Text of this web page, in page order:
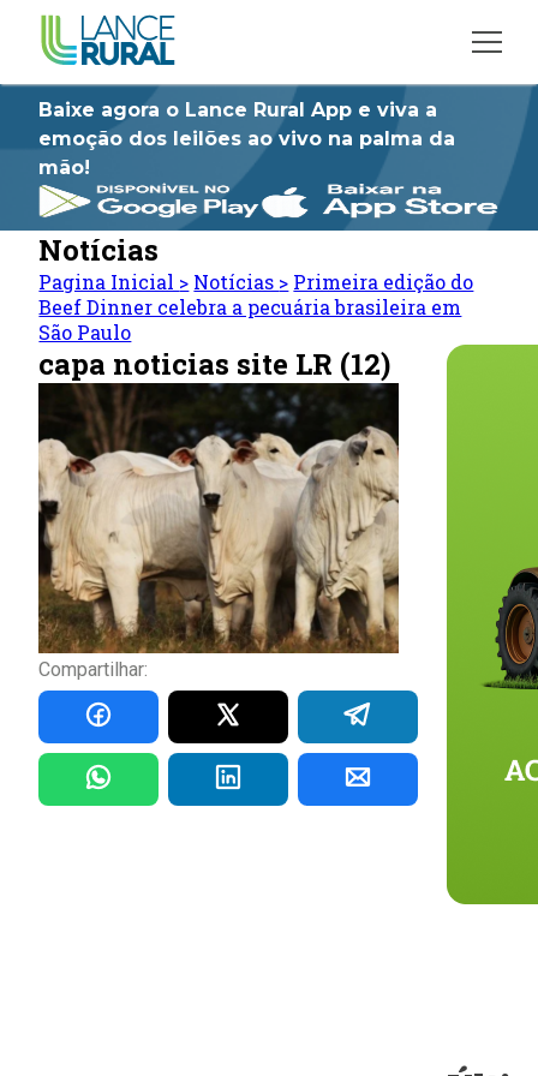
Baixe agora o Lance Rural App e viva a
emoção dos leilões ao vivo na palma da
mão!
Notícias
Pagina Inicial > Notícias > Primeira edição do
Beef Dinner celebra a pecuária brasileira em
São Paulo
capa noticias site LR (12)
Compartilhar: